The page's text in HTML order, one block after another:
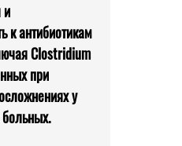
к антибиотикам
Clostridium
при
у